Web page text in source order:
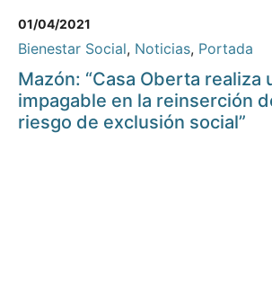
01/04/2021
Bienestar Social, Noticias, Portada
Mazón: “Casa Oberta realiza
impagable en la reinserción
riesgo de exclusión social”